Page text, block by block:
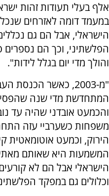
אלף בעלי תעודות זהות
במעמד דומה לאזרחים
הישראלי, אבל הם גם
הפלשתיני, וכך הם
והולך מדי יום בגלל לידות".
"מ-2003, כאשר
המתחדשת מדי שנה
משפחות כשערביי עזה
הירוק, וכמעט אוטומאטית
המשמעות היא שאותם
הישראלי אבל הם לא
וכלולים גם במפקד